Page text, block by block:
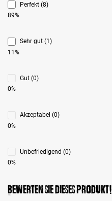
Perfekt (8)
89%
Sehr gut (1)
11%
Gut (0)
0%
Akzeptabel (0)
0%
Unbefriedigend (0)
0%
Bewerten Sie dieses Produkt!